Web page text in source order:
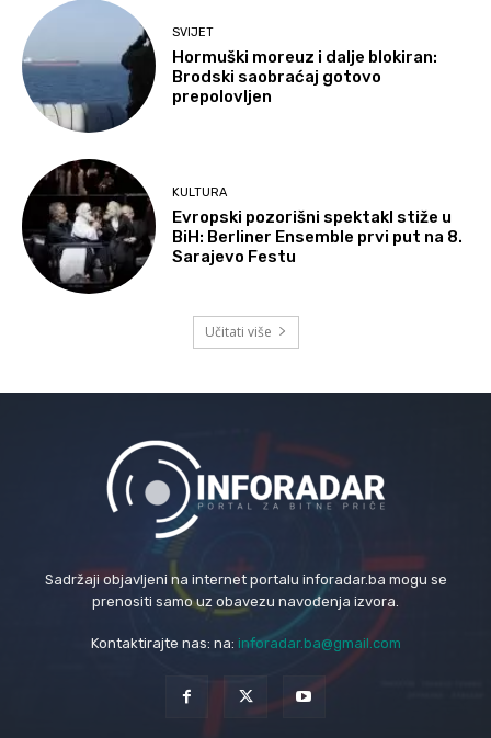
SVIJET
Hormuški moreuz i dalje blokiran:
Brodski saobraćaj gotovo
prepolovljen
KULTURA
Evropski pozorišni spektakl stiže u
BiH: Berliner Ensemble prvi put na 8.
Sarajevo Festu
Učitati više
Sadržaji objavljeni na internet portalu inforadar.ba mogu se
prenositi samo uz obavezu navođenja izvora.
Kontaktirajte nas: na: inforadar.ba@gmail.com